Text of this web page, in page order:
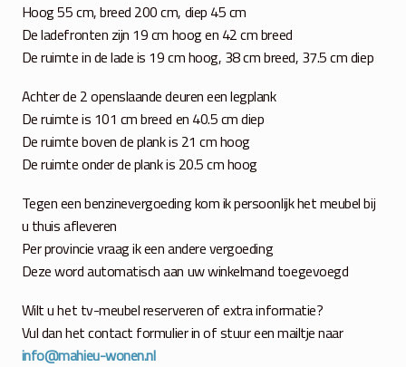
Hoog 55 cm, breed 200 cm, diep 45 cm
De ladefronten zijn 19 cm hoog en 42 cm breed
De ruimte in de lade is 19 cm hoog, 38 cm breed, 37.5 cm diep
Achter de 2 openslaande deuren een legplank
De ruimte is 101 cm breed en 40.5 cm diep
De ruimte boven de plank is 21 cm hoog
De ruimte onder de plank is 20.5 cm hoog
Tegen een benzinevergoeding kom ik persoonlijk het meubel bij
u thuis afleveren
Per provincie vraag ik een andere vergoeding
Deze word automatisch aan uw winkelmand toegevoegd
Wilt u het tv-meubel reserveren of extra informatie?
Vul dan het contact formulier in of stuur een mailtje naar
info@mahieu-wonen.nl